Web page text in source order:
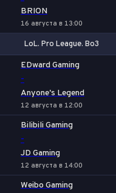
BRION
16 августа в 13:00
LoL. Pro League. Bo3
EDward Gaming
-
Anyone's Legend
12 августа в 12:00
Bilibili Gaming
-
JD Gaming
12 августа в 14:00
Weibo Gaming